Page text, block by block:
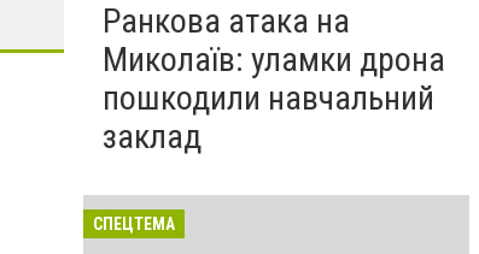
Ранкова атака на
Миколаїв: уламки дрона
пошкодили навчальний
заклад
СПЕЦТЕМА